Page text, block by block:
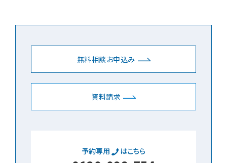
予約専用ダイヤル 0120-098-754
無料相談お申込み
資料請求
予約専用 はこちら